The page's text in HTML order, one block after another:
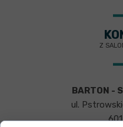
Z
BARTON -
ul.